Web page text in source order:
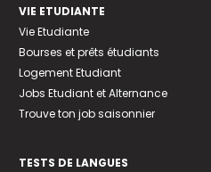
VIE ETUDIANTE
Vie Etudiante
Bourses et prêts étudiants
Logement Etudiant
Jobs Etudiant et Alternance
Trouve ton job saisonnier
TESTS DE LANGUES